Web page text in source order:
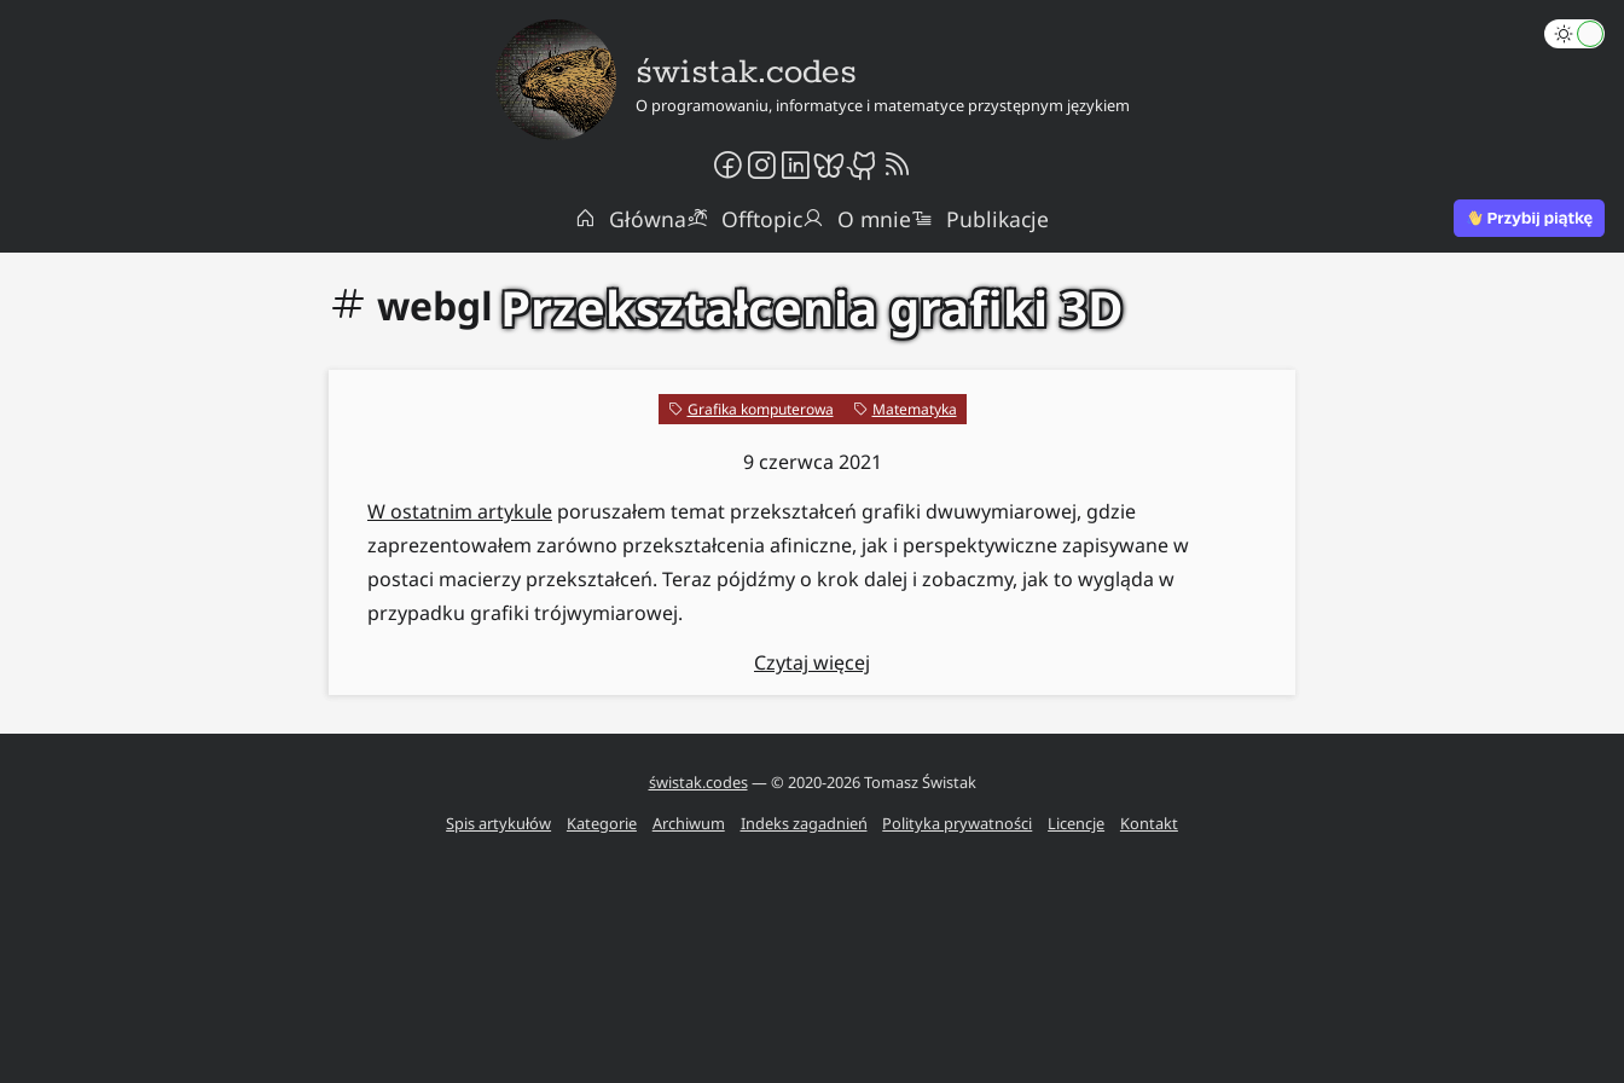
świstak.codes
O programowaniu, informatyce i matematyce przystępnym językiem
Główna Offtopic O mnie Publikacje
webglPrzekształcenia grafiki 3D
Grafika komputerowa Matematyka
9 czerwca 2021
W ostatnim artykule poruszałem temat przekształceń grafiki dwuwymiarowej, gdzie
zaprezentowałem zarówno przekształcenia afiniczne, jak i perspektywiczne zapisywane w
postaci macierzy przekształceń. Teraz pójdźmy o krok dalej i zobaczmy, jak to wygląda w
przypadku grafiki trójwymiarowej.
Czytaj więcej
świstak.codes— © 2020-2026Tomasz Świstak
Spis artykułów
Kategorie Archiwum Indeks zagadnień Polityka prywatności Licencje Kontakt